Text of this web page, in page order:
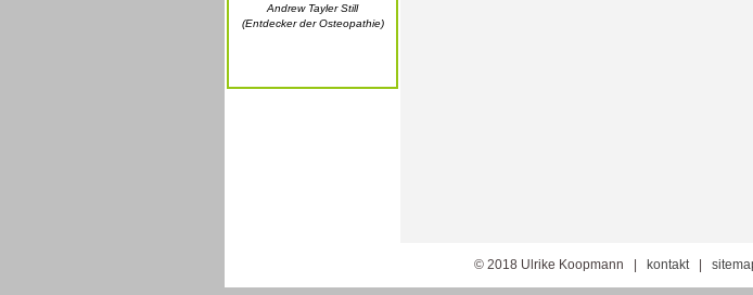
Andrew Tayler Still
(Entdecker der Osteopathie)
© 2018 Ulrike Koopmann | kontakt|